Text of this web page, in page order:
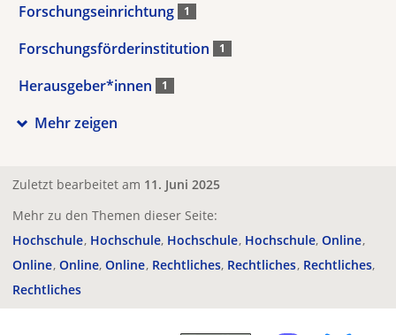
Forschungseinrichtung 1
Forschungsförderinstitution 1
Herausgeber*innen 1
Mehr zeigen
Zuletzt bearbeitet am 11. Juni 2025
Mehr zu den Themen dieser Seite:
Hochschule Hochschule Hochschule Hochschule Online
Online Online Online Rechtliches Rechtliches Rechtliches
Rechtliches